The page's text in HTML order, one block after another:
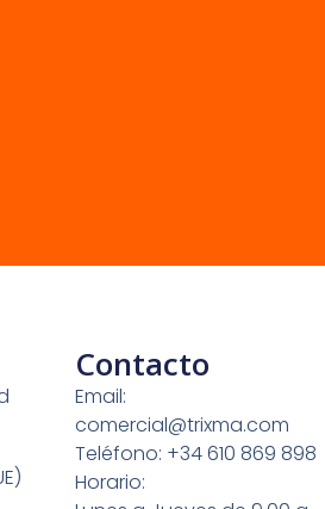
Contacto
Email:
comercial@trixma.com
Teléfono: +34 610 869 898
Horario: